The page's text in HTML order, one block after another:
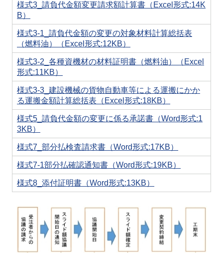
様式3_請負代金額変更請求額計算書（Excel形式:14K
B）
様式3-1_請負代金額の変更の対象材料計算総括表
（燃料油）（Excel形式:12KB）
様式3-2_各種資機材の材料証明書（燃料油）（Excel
形式:11KB）
様式3-3_建設機械の貨物自動車等による運搬にかか
る運搬金額計算総括表（Excel形式:18KB）
様式5_請負代金額の変更に係る承諾書（Word形式:1
3KB）
様式7_部分払検査請求書（Word形式:17KB）
様式7-1部分払確認通知書（Word形式:19KB）
様式8_添付証明書（Word形式:13KB）